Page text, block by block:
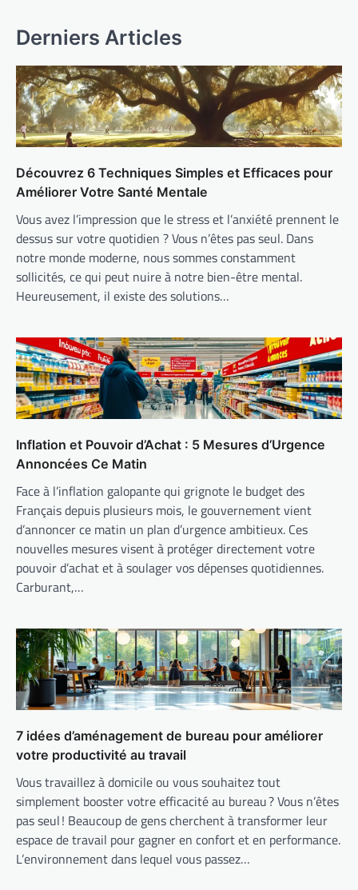
Derniers Articles
Découvrez 6 Techniques Simples et Efficaces pour
Améliorer Votre Santé Mentale
Vous avez l’impression que le stress et l’anxiété prennent le
dessus sur votre quotidien ? Vous n’êtes pas seul. Dans
notre monde moderne, nous sommes constamment
sollicités, ce qui peut nuire à notre bien-être mental.
Heureusement, il existe des solutions…
Inflation et Pouvoir d’Achat : 5 Mesures d’Urgence
Annoncées Ce Matin
Face à l’inflation galopante qui grignote le budget des
Français depuis plusieurs mois, le gouvernement vient
d’annoncer ce matin un plan d’urgence ambitieux. Ces
nouvelles mesures visent à protéger directement votre
pouvoir d’achat et à soulager vos dépenses quotidiennes.
Carburant,…
7 idées d’aménagement de bureau pour améliorer
votre productivité au travail
Vous travaillez à domicile ou vous souhaitez tout
simplement booster votre efficacité au bureau ? Vous n’êtes
pas seul ! Beaucoup de gens cherchent à transformer leur
espace de travail pour gagner en confort et en performance.
L’environnement dans lequel vous passez…